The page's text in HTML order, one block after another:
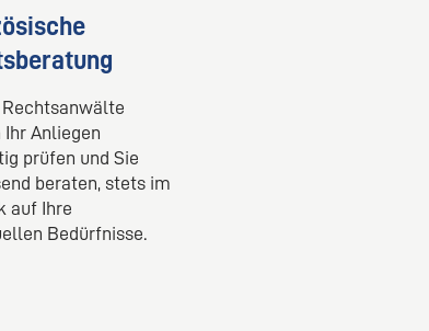
Rechtsanwälte
Anliegen
prüfen und Sie
beraten, stets im
auf Ihre
Bedürfnisse.